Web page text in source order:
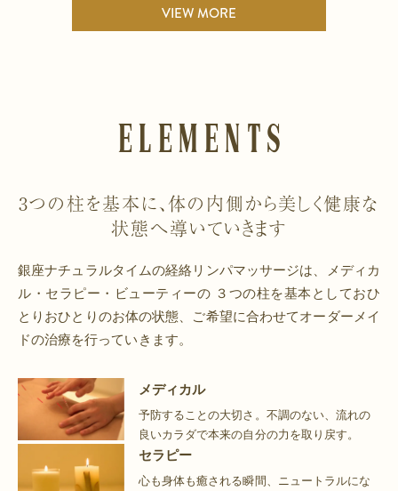
VIEW MORE
Elements
3つの柱を基本に、体の内側から美しく健康な
状態へ導いていきます
銀座ナチュラルタイムの経絡リンパマッサージは、メディカ
ル・セラピー・ビューティーの ３つの柱を基本としておひ
とりおひとりのお体の状態、ご希望に合わせてオーダーメイ
ドの治療を行っていきます。
メディカル
予防することの大切さ。不調のない、流れの
良いカラダで本来の自分の力を取り戻す。
セラピー
心も身体も癒される瞬間、ニュートラルにな